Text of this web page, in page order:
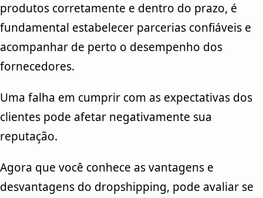
produtos corretamente e dentro do prazo, é
fundamental estabelecer parcerias confiáveis e
acompanhar de perto o desempenho dos
fornecedores.
Uma falha em cumprir com as expectativas dos
clientes pode afetar negativamente sua
reputação.
Agora que você conhece as vantagens e
desvantagens do dropshipping, pode avaliar se